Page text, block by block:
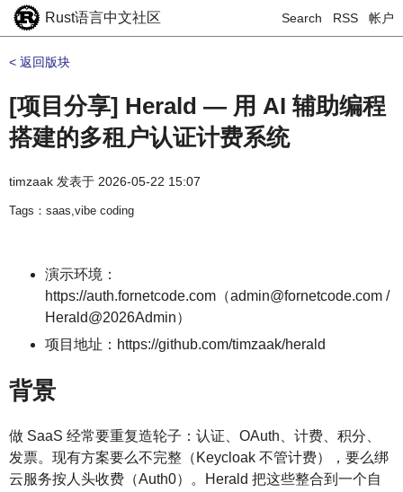
Rust语言中文社区 Search RSS 帐户
< 返回版块
[项目分享] Herald — 用 AI 辅助编程
搭建的多租户认证计费系统
timzaak 发表于 2026-05-22 15:07
Tags：saas,vibe coding
演示环境：
https://auth.fornetcode.com（admin@fornetcode.com /
Herald@2026Admin）
项目地址：https://github.com/timzaak/herald
背景
做 SaaS 经常要重复造轮子：认证、OAuth、计费、积分、
发票。现有方案要么不完整（Keycloak 不管计费），要么绑
云服务按人头收费（Auth0）。Herald 把这些整合到一个自